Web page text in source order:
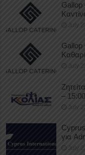
Gallop
July
Gallop
July
–
July
για
July